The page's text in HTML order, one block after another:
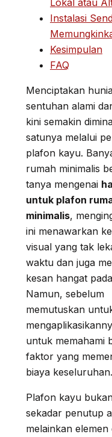
Instalasi
Kesimpulan
FAQ
Menciptakan
sentuhan alami
kini semakin
satunya melalui
plafon kayu.
rumah minimalis
tanya mengenai
untuk plafon
minimalis,
ini menawarkan
visual yang tak
waktu dan juga
kesan hangat
Namun, sebelum
memutuskan
untuk memahami
faktor yang
biaya keseluruhan.
Plafon kayu
sekadar penutup
melainkan elemen